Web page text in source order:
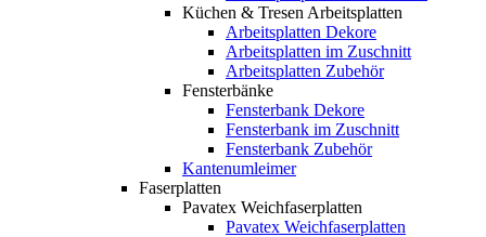
Küchen & Tresen Arbeitsplatten
Arbeitsplatten Dekore
Arbeitsplatten im Zuschnitt
Arbeitsplatten Zubehör
Fensterbänke
Fensterbank Dekore
Fensterbank im Zuschnitt
Fensterbank Zubehör
Kantenumleimer
Faserplatten
Pavatex Weichfaserplatten
Pavatex Weichfaserplatten